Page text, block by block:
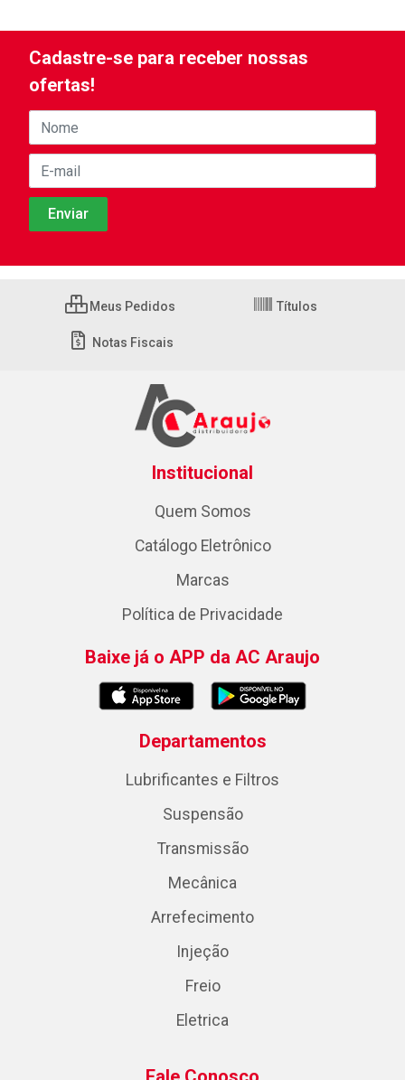
Cadastre-se para receber nossas
ofertas!
Meus Pedidos Títulos
Notas Fiscais
Institucional
Quem Somos
Catálogo Eletrônico
Marcas
Política de Privacidade
Baixe já o APP da AC Araujo
Departamentos
Lubrificantes e Filtros
Suspensão
Transmissão
Mecânica
Arrefecimento
Injeção
Freio
Eletrica